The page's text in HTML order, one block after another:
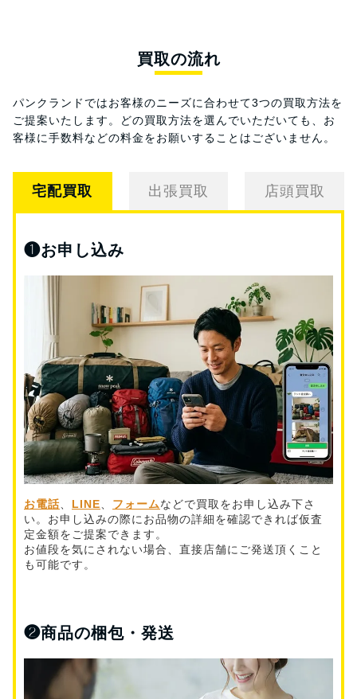
買取の流れ
パンクランドではお客様のニーズに合わせて3つの買取方法を
ご提案いたします。
どの買取方法を選んでいただいても、お
客様に手数料などの料金をお願いすることはございません。
宅配買取 出張買取 店頭買取
❶お申し込み
お電話 LINE フォームなどで買取をお申し込み下さ
い。お申し込みの際にお品物の詳細を確認できれば仮査
定金額をご提案できます。
お値段を気にされない場合、直接店舗にご発送頂くこと
も可能です。
❷商品の梱包・発送